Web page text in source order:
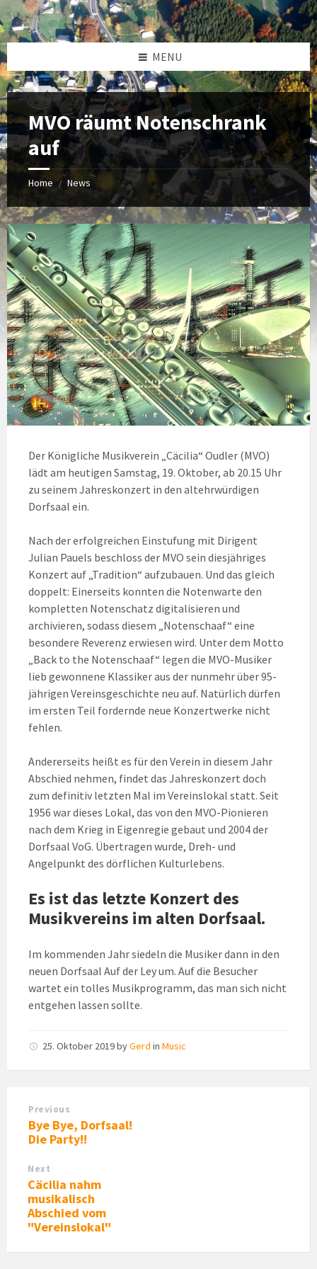
MENU
MVO räumt Notenschrank
auf
Home / News
Der Königliche Musikverein „Cäcilia“ Oudler (MVO)
lädt am heutigen Samstag, 19. Oktober, ab 20.15 Uhr
zu seinem Jahreskonzert in den altehrwürdigen
Dorfsaal ein.
Nach der erfolgreichen Einstufung mit Dirigent
Julian Pauels beschloss der MVO sein diesjähriges
Konzert auf „Tradition“ aufzubauen. Und das gleich
doppelt: Einerseits konnten die Notenwarte den
kompletten Notenschatz digitalisieren und
archivieren, sodass diesem „Notenschaaf“ eine
besondere Reverenz erwiesen wird. Unter dem Motto
„Back to the Notenschaaf“ legen die MVO-Musiker
lieb gewonnene Klassiker aus der nunmehr über 95-
jährigen Vereinsgeschichte neu auf. Natürlich dürfen
im ersten Teil fordernde neue Konzertwerke nicht
fehlen.
Andererseits heißt es für den Verein in diesem Jahr
Abschied nehmen, findet das Jahreskonzert doch
zum definitiv letzten Mal im Vereinslokal statt. Seit
1956 war dieses Lokal, das von den MVO-Pionieren
nach dem Krieg in Eigenregie gebaut und 2004 der
Dorfsaal VoG. Übertragen wurde, Dreh- und
Angelpunkt des dörflichen Kulturlebens.
Es ist das letzte Konzert des
Musikvereins im alten Dorfsaal.
Im kommenden Jahr siedeln die Musiker dann in den
neuen Dorfsaal Auf der Ley um. Auf die Besucher
wartet ein tolles Musikprogramm, das man sich nicht
entgehen lassen sollte.
25. Oktober 2019byGerd in Music
Previous
Bye Bye, Dorfsaal!
Die Party!!
Next
Cäcilia nahm
musikalisch
Abschied vom
"Vereinslokal"